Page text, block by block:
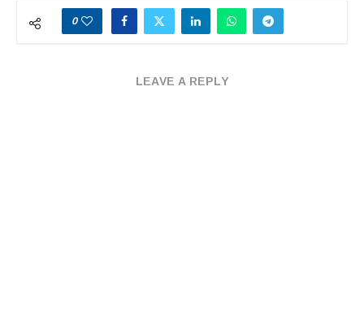
0
LEAVE A REPLY